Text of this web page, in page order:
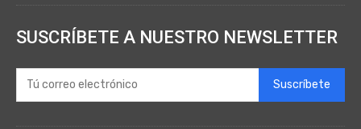
SUSCRÍBETE A NUESTRO NEWSLETTER
Suscríbete